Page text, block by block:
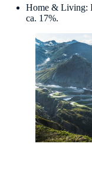
Home & Living:
ca. 17%.